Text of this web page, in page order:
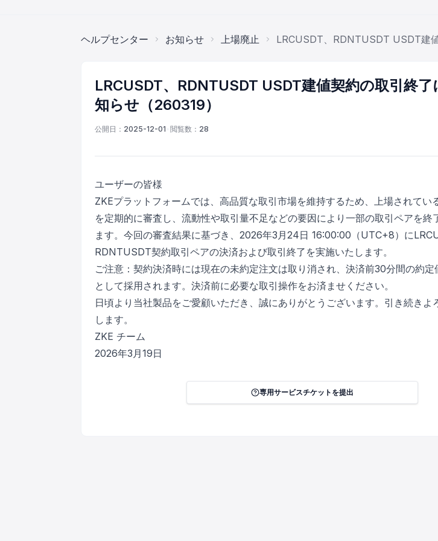
ヘルプセンター お知らせ 上場廃止 LRCUSDT、RDNTUSDT USDT建
LRCUSDT、RDNTUSDT USDT建値契約の取引終
知らせ（260319）
公開日： 2025-12-01 閲覧数： 28
ユーザーの皆様
ZKEプラットフォームでは、高品質な取引市場を維持するため、上場されてい
を定期的に審査し、流動性や取引量不足などの要因により一部の取引ペアを終
ます。今回の審査結果に基づき、2026年3月24日 16:00:00（UTC+8）に
RDNTUSDT契約取引ペアの決済および取引終了を実施いたします。
ご注意：契約決済時には現在の未約定注文は取り消され、決済前30分間の約定
として採用されます。決済前に必要な取引操作をお済ませください。
日頃より当社製品をご愛顧いただき、誠にありがとうございます。引き続きよ
します。
ZKE チーム
2026年3月19日
専用サービスチケットを提出